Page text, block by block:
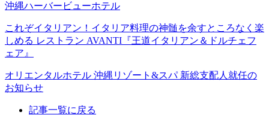
沖縄ハーバービューホテル
これぞイタリアン！イタリア料理の神髄を余すところなく楽
しめる レストラン AVANTI『王道イタリアン＆ドルチェフ
ェア』
オリエンタルホテル 沖縄リゾート&スパ 新総支配人就任の
お知らせ
記事一覧に戻る